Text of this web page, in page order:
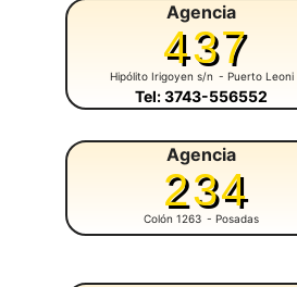
Agencia
437
Hipólito Irigoyen s/n - Puerto Leoni
Tel: 3743-556552
Agencia
234
Colón 1263 - Posadas